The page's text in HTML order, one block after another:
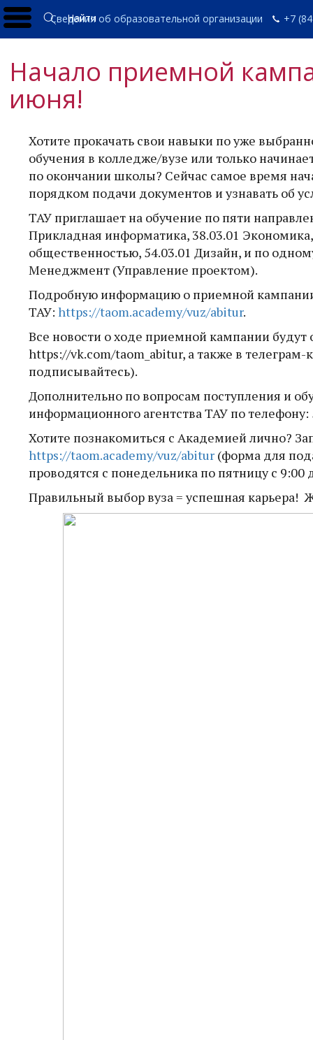
Найти
Сведения об образовательной организации +7
Начало приемной
июня!
Хотите прокачать свои навыки по уже
обучения в колледже/вузе или только
по окончании школы? Сейчас самое время
порядком подачи документов и узнавать об
ТАУ приглашает на обучение по пяти
Прикладная информатика, 38.03.01
общественностью, 54.03.01 Дизайн, и по
Менеджмент (Управление проектом).
Подробную информацию о приемной
ТАУ: https://taom.academy/vuz/abitur.
Все новости о ходе приемной кампании
https://vk.com/taom_abitur, а также в
подписывайтесь).
Дополнительно по вопросам поступления и
информационного агентства ТАУ по
Хотите познакомиться с Академией лично?
https://taom.academy/vuz/abitur (форма для
проводятся с понедельника по пятницу с 9:00
Правильный выбор вуза = успешная карьера!